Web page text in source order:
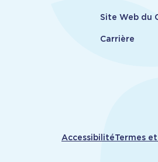
Site Web du
Carrière
AccessibilitéTermes